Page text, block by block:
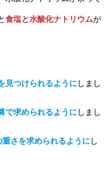
食塩と水酸化ナトリウムが
見つけられるように しまし
で求められるように しまし
さを求められるように し